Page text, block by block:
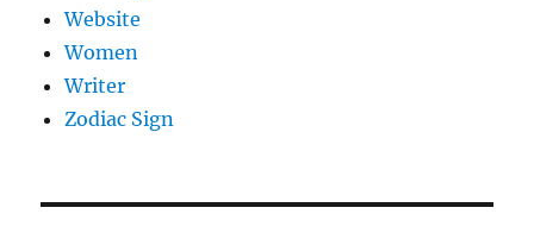
Website
Women
Writer
Zodiac Sign